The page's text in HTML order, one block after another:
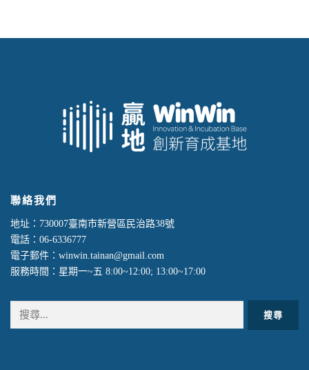
聯絡我們
地址：730007臺南市新營區民治路38號
電話：06-6336777
電子郵件：winwin.tainan@gmail.com
服務時間：星期一~五 8:00~12:00; 13:00~17:00